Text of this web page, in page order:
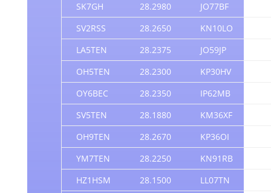
SK7GH
28.2980 JO77BF
SV2RSS
28.2650 KN10LO
LA5TEN
28.2375 JO59JP
OH5TEN
28.2300 KP30HV
OY6BEC
28.2350 IP62MB
SV5TEN
28.1880 KM36XF
OH9TEN
28.2670 KP36OI
YM7TEN
28.2250 KN91RB
HZ1HSM
28.1500 LL07TN